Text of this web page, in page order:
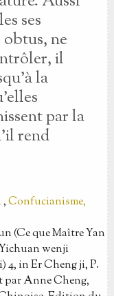
ses
ne
il
la
par la
rend
,Confucianisme,
(Ce que Maître Yan
wenji
4, in Er Cheng ji, P.
par Anne Cheng,